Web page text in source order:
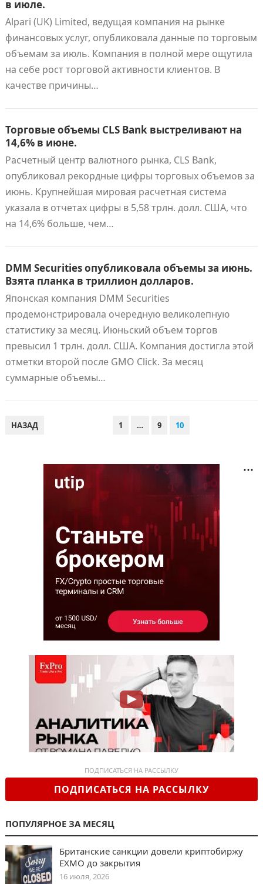
в июле.
Alpari (UK) Limited, ведущая компания на рынке
финансовых услуг, опубликовала данные по торговым
объемам за июль. Компания в полной мере ощутила
на себе рост торговой активности клиентов. В
качестве причины…
Торговые объемы CLS Bank выстреливают на
14,6% в июне.
Расчетный центр валютного рынка, CLS Bank,
опубликовал рекордные цифры торговых объемов за
июнь. Крупнейшая мировая расчетная система
указала в отчетах цифры в 5,58 трлн. долл. США, что
на 14,6% больше, чем…
DMM Securities опубликовала объемы за июнь.
Взята планка в триллион долларов.
Японская компания DMM Securities
продемонстрировала очередную великолепную
статистику за месяц. Июньский объем торгов
превысил 1 трлн. долл. США. Компания достигла этой
отметки второй после GMO Click. За месяц
суммарные объемы…
ПАГИНАЦИЯ
НАЗАД 1 … 9 10
ПОДПИСАТЬСЯ НА РАССЫЛКУ
ПОДПИСАТЬСЯ НА РАССЫЛКУ
ПОПУЛЯРНОЕ ЗА МЕСЯЦ
Британские санкции довели криптобиржу
EXMO до закрытия
16 июля, 2026